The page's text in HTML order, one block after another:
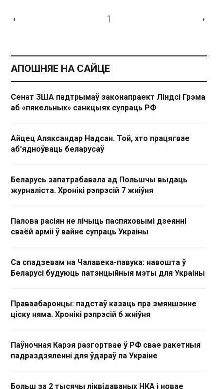
‹ 1 ›
АПОШНЯЕ НА САЙЦЕ
Сенат ЗША падтрымаў законапраект Ліндсі Грэма
аб «пякельных» санкцыях супраць РФ
Айцец Аляксандар Надсан. Той, хто працягвае
аб'ядноўваць беларусаў
Беларусь запатрабавала ад Польшчы выдаць
журналіста. Хронікі рэпрэсій 7 жніўня
Палова расіян не лічыць паспяховымі дзеянні
сваёй арміі ў вайне супраць Украіны
Са спадзевам на Чалавека-павука: навошта ў
Беларусі будуюць патэнцыйныя мэты для Украіны
Праваабаронцы: падстаў казаць пра змяншэнне
ціску няма. Хронікі рэпрэсій 6 жніўня
Паўночная Карэя разгортвае ў РФ свае ракетныя
падраздзяленні для ўдараў па Украіне
Больш за 2 тысячы ліквідаваных НКА і новае